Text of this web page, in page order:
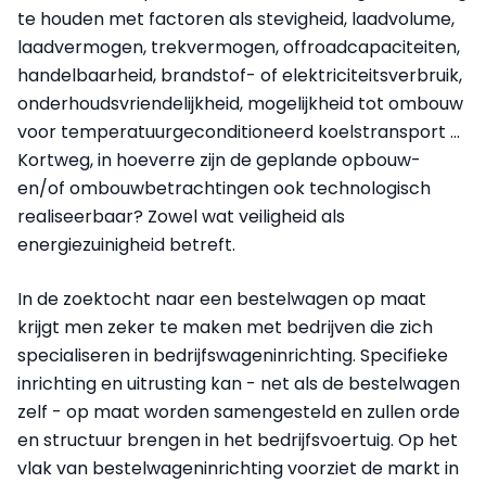
te houden met factoren als stevigheid, laadvolume,
laadvermogen, trekvermogen, offroadcapaciteiten,
handelbaarheid, brandstof- of elektriciteitsverbruik,
onderhoudsvriendelijkheid, mogelijkheid tot ombouw
voor temperatuurgeconditioneerd koelstransport ...
Kortweg, in hoeverre zijn de geplande opbouw-
en/of ombouwbetrachtingen ook technologisch
realiseerbaar? Zowel wat veiligheid als
energiezuinigheid betreft.
In de zoektocht naar een bestelwagen op maat
krijgt men zeker te maken met bedrijven die zich
specialiseren in bedrijfswageninrichting. Specifieke
inrichting en uitrusting kan - net als de bestelwagen
zelf - op maat worden samengesteld en zullen orde
en structuur brengen in het bedrijfsvoertuig. Op het
vlak van bestelwageninrichting voorziet de markt in